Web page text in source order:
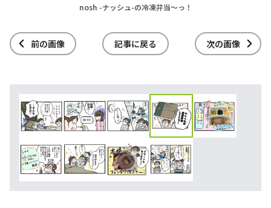
nosh -ナッシュ-の冷凍弁当～っ！
前の画像 記事に戻る 次の画像